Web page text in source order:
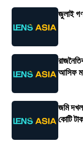
জুলাই
আসিফ
জমি দখল
কোটি